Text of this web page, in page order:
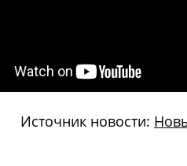
Источник новости: